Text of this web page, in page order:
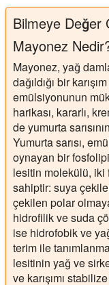
Bilmeye Değer
Mayonez
Mayonez, yağ
dağıldığı bir
emülsiyonunun
harikası, kararlı,
de yumurta
Yumurta sarısı,
oynayan bir
lesitin molekülü, iki
sahiptir: suya
çekilen polar
hidrofilik ve suda
ise hidrofobik ve
terim ile
lesitinin yağ ve
ve karışımı